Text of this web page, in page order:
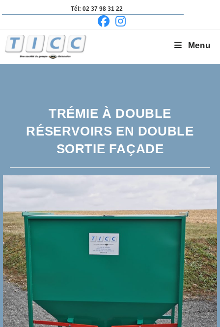
to
Tél: 02 37 98 31 22
Menu
TRÉMIE À DOUBLE
RÉSERVOIRS EN DOUBLE
SORTIE FAÇADE